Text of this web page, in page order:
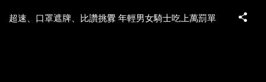
超速、口罩遮牌、比讚挑釁 年輕男女騎士吃上萬罰單